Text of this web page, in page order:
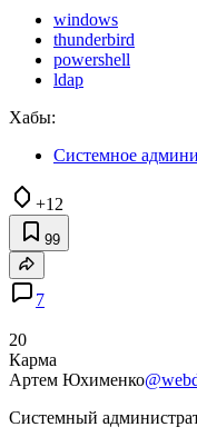
windows
thunderbird
powershell
ldap
Хабы:
Системное
+12
99
7
20
Карма
Артем Юхименко
Системный